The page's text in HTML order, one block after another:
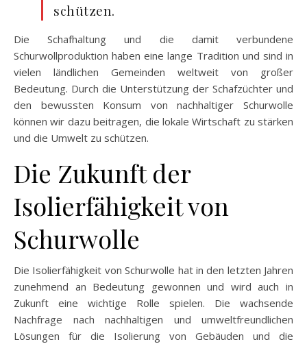
schützen.
Die Schafhaltung und die damit verbundene
Schurwollproduktion haben eine lange Tradition und sind in
vielen ländlichen Gemeinden weltweit von großer
Bedeutung. Durch die Unterstützung der Schafzüchter und
den bewussten Konsum von nachhaltiger Schurwolle
können wir dazu beitragen, die lokale Wirtschaft zu stärken
und die Umwelt zu schützen.
Die Zukunft der
Isolierfähigkeit von
Schurwolle
Die Isolierfähigkeit von Schurwolle hat in den letzten Jahren
zunehmend an Bedeutung gewonnen und wird auch in
Zukunft eine wichtige Rolle spielen. Die wachsende
Nachfrage nach nachhaltigen und umweltfreundlichen
Lösungen für die Isolierung von Gebäuden und die